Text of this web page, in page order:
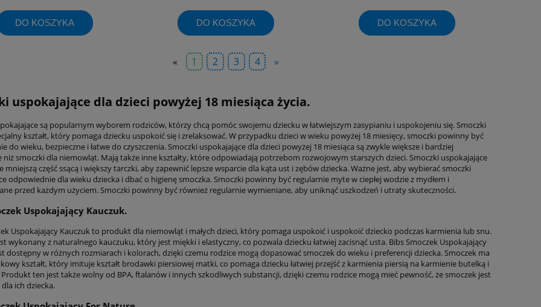
DO KOSZYKA DO KOSZYKA DO KOSZYKA
« 1 2 3 4 »
uspokajające dla dzieci powyżej 18 miesiąca życia.
są popularnym wyborem rodziców, którzy chcą pomóc swojemu dziecku w łatwiejszym zasypianiu i uspokojeniu się. Smoczki
kształt, który pomaga dziecku uspokoić się i zrelaksować. W przypadku dzieci w wieku powyżej 18 miesięcy, smoczki powinny być
do wieku, bezpieczne i łatwe do czyszczenia. Smoczki uspokajające dla dzieci powyżej 18 miesiąca są zwykle większe i bardziej
niż smoczki dla niemowląt. Mają także inne kształty, które odpowiadają potrzebom rozwojowym starszych dzieci. Smoczki uspokajające
mniejszą część ssącą i większy tarczki, aby zapewnić lepsze wsparcie dla kąta ust i zębów dziecka. Ważne jest, aby wybierać smoczki
odpowiednie dla wieku dziecka i dbać o higienę smoczka. Smoczki powinny być regularnie myte w ciepłej wodzie z mydłem i
przed każdym użyciem. Smoczki powinny być również regularnie wymieniane, aby uniknąć uszkodzeń i utraty skuteczności.
Uspokajający Kauczuk.
Uspokajający Kauczuk to produkt dla niemowląt i małych dzieci, który pomaga uspokoić i uspokoić dziecko podczas karmienia lub snu.
wykonany z naturalnego kauczuku, który jest miękki i elastyczny, co pozwala dziecku łatwiej zacisnąć usta. Bibs Smoczek Uspokajający
dostępny w różnych rozmiarach i kolorach, dzięki czemu rodzice mogą dopasować smoczek do wieku i preferencji dziecka. Smoczek ma
kształt, który imituje kształt brodawki piersiowej matki, co pomaga dziecku łatwiej przejść z karmienia piersią na karmienie butelką i
ten jest także wolny od BPA, ftalanów i innych szkodliwych substancji, dzięki czemu rodzice mogą mieć pewność, że smoczek jest
ich dziecka.